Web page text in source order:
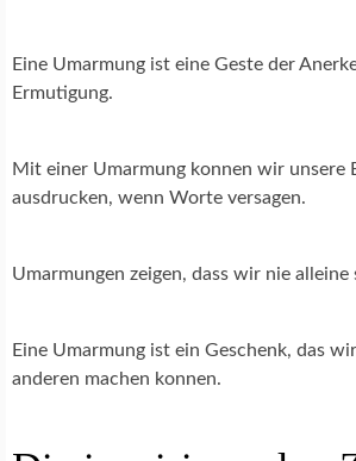
Eine Umarmung ist eine Geste der
Ermutigung.
Mit einer Umarmung konnen wir unsere
ausdrucken, wenn Worte versagen.
Umarmungen zeigen, dass wir nie alleine
Eine Umarmung ist ein Geschenk, das
anderen machen konnen.